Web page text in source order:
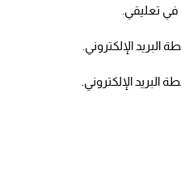
في تعليقي.
البريد الإلكتروني.
البريد الإلكتروني.